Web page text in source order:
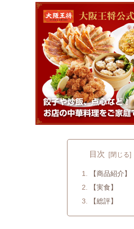
目次
【商品紹介】
【実食】
【総評】